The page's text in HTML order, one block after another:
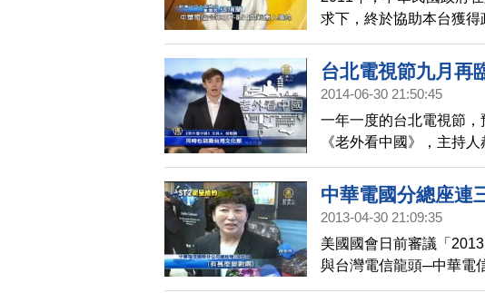
求下，終於協助本台獲得
新唐人亞太電視再度遭
續約問題。本台董事長
請台灣政府大家長馬英
人觀眾服務。
台北電視節九月再
2014-06-30 21:50:45
一年一度的台北電視節，
《老外看中國》，主持
方觀點幽默分析中國時
起參展。但因為去年發生
網友寄信，鼓勵文化部
中華電國分總座連
2013-04-30 21:09:35
美國國會日前審議「
與台灣電信龍頭─中華電
司被問到續約案時連三